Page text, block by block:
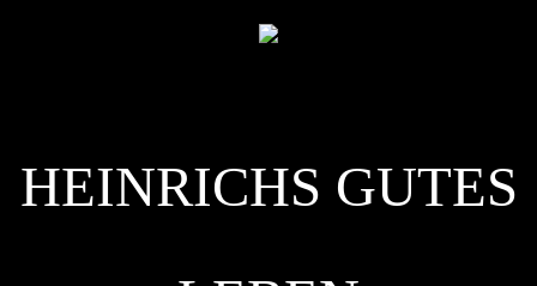
HEINRICHS GUTES